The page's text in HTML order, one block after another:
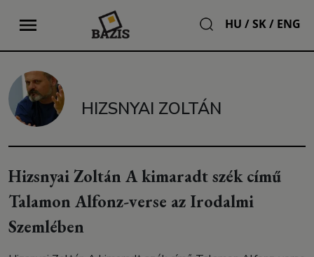
HU /SK/ ENG
HIZSNYAI ZOLTÁN
Hizsnyai Zoltán A kimaradt szék című
Talamon Alfonz-verse az Irodalmi
Szemlében